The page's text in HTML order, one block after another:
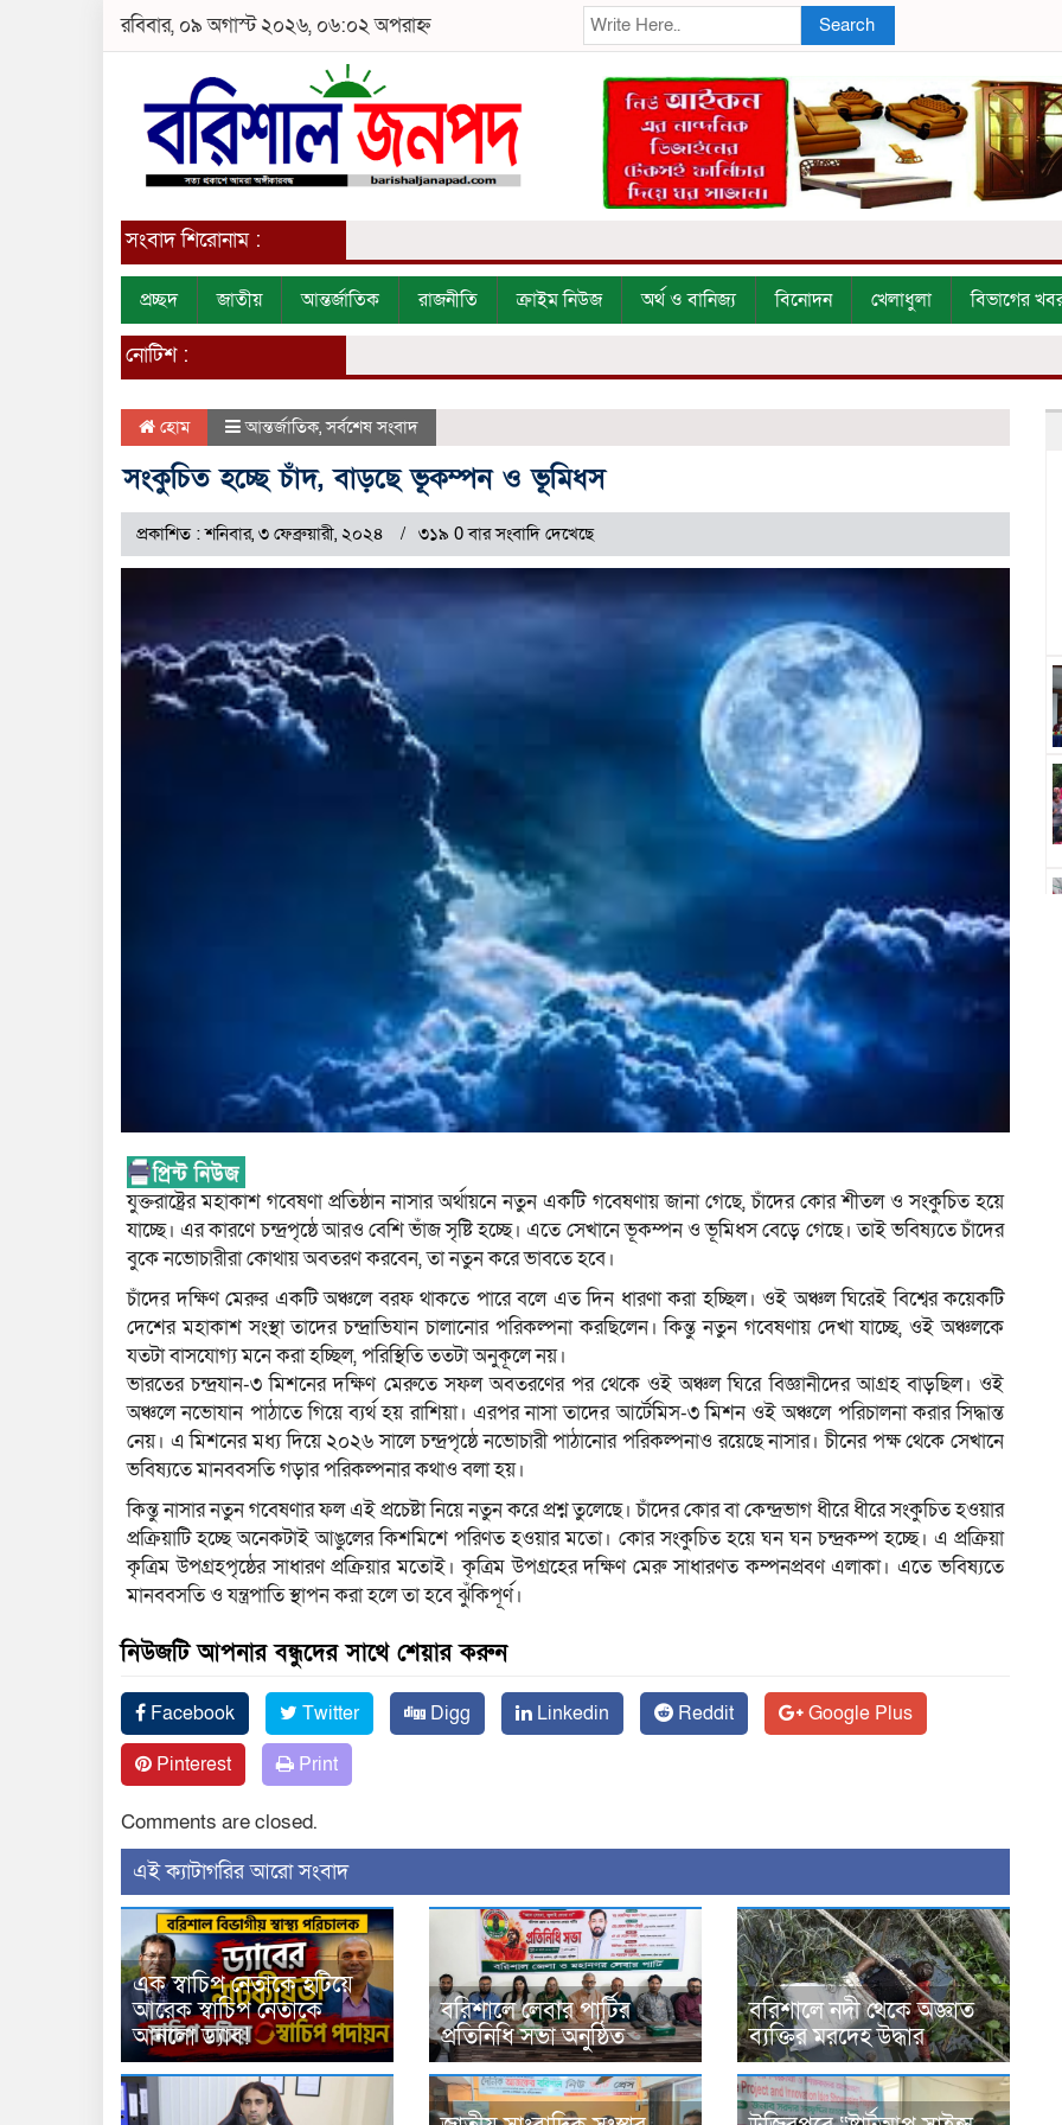
রবিবার, ০৯ অগাস্ট ২০২৬, ০৬:০২ অপরাহ্ন Search
সংবাদ শিরোনাম :
প্রচ্ছদ জাতীয় আন্তর্জাতিক রাজনীতি ক্রাইম নিউজ অর্থ ও বানিজ্য বিনোদন খেলাধুলা বিভাগের
নোটিশ :
হোম আন্তর্জাতিক,সর্বশেষ সংবাদ
সংকুচিত হচ্ছে চাঁদ, বাড়ছে ভূকম্পন ও ভূমিধস
প্রকাশিত : শনিবার, ৩ ফেব্রুয়ারী, ২০২৪ ৩১৯ 0 বার সংবাদি দেখেছে
যুক্তরাষ্ট্রের মহাকাশ গবেষণা প্রতিষ্ঠান নাসার অর্থায়নে নতুন একটি গবেষণায় জানা গেছে, চাঁদের কোর শীতল ও সংকুচিত হয়ে
যাচ্ছে। এর কারণে চন্দ্রপৃষ্ঠে আরও বেশি ভাঁজ সৃষ্টি হচ্ছে। এতে সেখানে ভূকম্পন ও ভূমিধস বেড়ে গেছে। তাই ভবিষ্যতে চাঁদের
বুকে নভোচারীরা কোথায় অবতরণ করবেন, তা নতুন করে ভাবতে হবে।
চাঁদের দক্ষিণ মেরুর একটি অঞ্চলে বরফ থাকতে পারে বলে এত দিন ধারণা করা হচ্ছিল। ওই অঞ্চল ঘিরেই বিশ্বের কয়েকটি
দেশের মহাকাশ সংস্থা তাদের চন্দ্রাভিযান চালানোর পরিকল্পনা করছিলেন। কিন্তু নতুন গবেষণায় দেখা যাচ্ছে, ওই অঞ্চলকে
যতটা বাসযোগ্য মনে করা হচ্ছিল, পরিস্থিতি ততটা অনুকূলে নয়।
ভারতের চন্দ্রযান-৩ মিশনের দক্ষিণ মেরুতে সফল অবতরণের পর থেকে ওই অঞ্চল ঘিরে বিজ্ঞানীদের আগ্রহ বাড়ছিল। ওই
অঞ্চলে নভোযান পাঠাতে গিয়ে ব্যর্থ হয় রাশিয়া। এরপর নাসা তাদের আর্টেমিস-৩ মিশন ওই অঞ্চলে পরিচালনা করার সিদ্ধান্ত
নেয়। এ মিশনের মধ্য দিয়ে ২০২৬ সালে চন্দ্রপৃষ্ঠে নভোচারী পাঠানোর পরিকল্পনাও রয়েছে নাসার। চীনের পক্ষ থেকে সেখানে
ভবিষ্যতে মানববসতি গড়ার পরিকল্পনার কথাও বলা হয়।
কিন্তু নাসার নতুন গবেষণার ফল এই প্রচেষ্টা নিয়ে নতুন করে প্রশ্ন তুলেছে। চাঁদের কোর বা কেন্দ্রভাগ ধীরে ধীরে সংকুচিত হওয়ার
প্রক্রিয়াটি হচ্ছে অনেকটাই আঙুলের কিশমিশে পরিণত হওয়ার মতো। কোর সংকুচিত হয়ে ঘন ঘন চন্দ্রকম্প হচ্ছে। এ প্রক্রিয়া
কৃত্রিম উপগ্রহপৃষ্ঠের সাধারণ প্রক্রিয়ার মতোই। কৃত্রিম উপগ্রহের দক্ষিণ মেরু সাধারণত কম্পনপ্রবণ এলাকা। এতে ভবিষ্যতে
মানববসতি ও যন্ত্রপাতি স্থাপন করা হলে তা হবে ঝুঁকিপূর্ণ।
নিউজটি আপনার বন্ধুদের সাথে শেয়ার করুন
Facebook Twitter Digg Linkedin Reddit
Google Plus
Pinterest
Print
Comments are closed.
‍এই ক্যাটাগরির ‍আরো সংবাদ
এক স্বাচিপ নেতাকে হটিয়ে
আরেক স্বাচিপ নেতাকে
আনলো ড্যাব!
বরিশালে লেবার পার্টির
প্রতিনিধি সভা অনুষ্ঠিত
বরিশালে নদী থেকে অজ্ঞাত
ব্যক্তির মরদেহ উদ্ধার